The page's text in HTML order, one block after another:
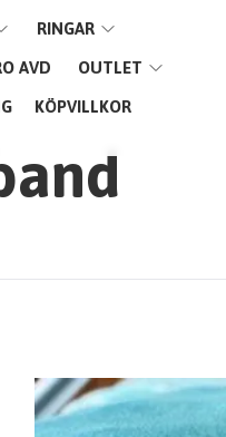
RINGAR
AVD OUTLET
KÖPVILLKOR